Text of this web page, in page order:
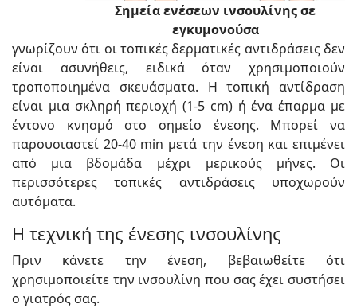
Σημεία ενέσεων ινσουλίνης σε
εγκυμονούσα
γνωρίζουν ότι οι τοπικές δερματικές αντιδράσεις δεν
είναι ασυνήθεις, ειδικά όταν χρησιμοποιούν
τροποποιημένα σκευάσματα. Η τοπική αντίδραση
είναι μια σκληρή περιοχή (1-5 cm) ή ένα έπαρμα με
έντονο κνησμό στο σημείο ένεσης. Μπορεί να
παρουσιαστεί 20-40 min μετά την ένεση και επιμένει
από μια βδομάδα μέχρι μερικούς μήνες. Οι
περισσότερες τοπικές αντιδράσεις υποχωρούν
αυτόματα.
Η τεχνική της ένεσης ινσουλίνης
Πριν κάνετε την ένεση, βεβαιωθείτε ότι
χρησιμοποιείτε την ινσουλίνη που σας έχει συστήσει
ο γιατρός σας.